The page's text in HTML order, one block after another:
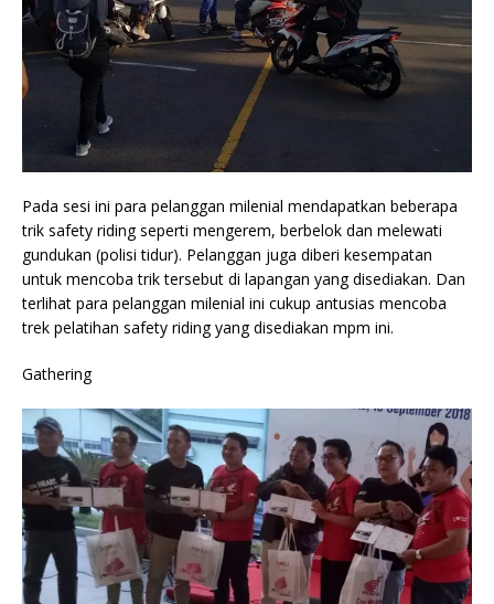
Pada sesi ini para pelanggan milenial mendapatkan beberapa
trik safety riding seperti mengerem, berbelok dan melewati
gundukan (polisi tidur). Pelanggan juga diberi kesempatan
untuk mencoba trik tersebut di lapangan yang disediakan. Dan
terlihat para pelanggan milenial ini cukup antusias mencoba
trek pelatihan safety riding yang disediakan mpm ini.
Gathering